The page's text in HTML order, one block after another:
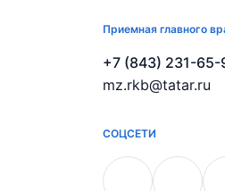
Приемная главного
+7 (843) 231-65-
mz.rkb@tatar.ru
СОЦСЕТИ